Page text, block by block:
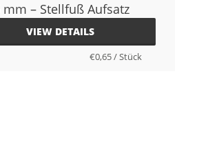
mm – Stellfuß Aufsatz
VIEW DETAILS
€0,65/Stück